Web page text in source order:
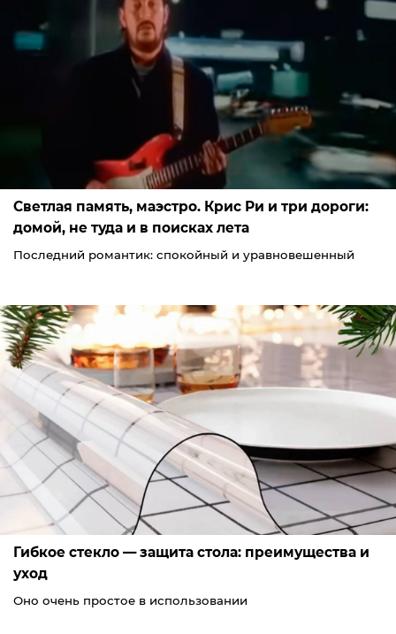
Светлая память, маэстро. Крис Ри и три дороги:
домой, не туда и в поисках лета
Последний романтик: спокойный и уравновешенный
Гибкое стекло — защита стола: преимущества и
уход
Оно очень простое в использовании